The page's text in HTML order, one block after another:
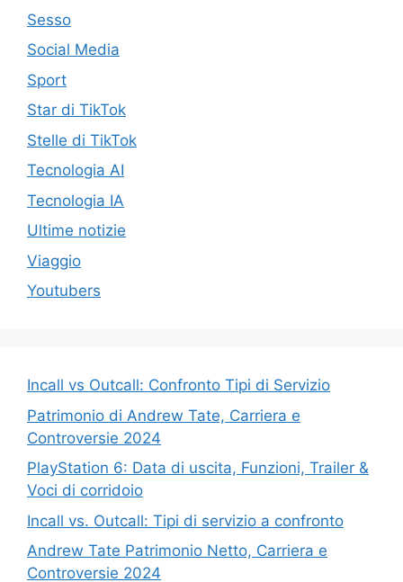
Sesso
Social Media
Sport
Star di TikTok
Stelle di TikTok
Tecnologia AI
Tecnologia IA
Ultime notizie
Viaggio
Youtubers
Incall vs Outcall: Confronto Tipi di Servizio
Patrimonio di Andrew Tate, Carriera e
Controversie 2024
PlayStation 6: Data di uscita, Funzioni, Trailer &
Voci di corridoio
Incall vs. Outcall: Tipi di servizio a confronto
Andrew Tate Patrimonio Netto, Carriera e
Controversie 2024